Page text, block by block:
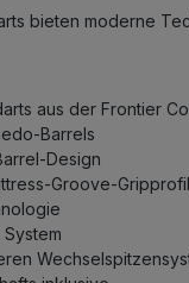
bieten moderne
aus der Frontier
Barrels
Design
Groove-Gripprofil